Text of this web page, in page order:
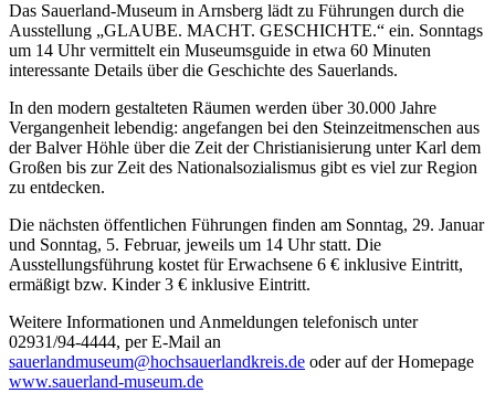
Das Sauerland-Museum in Arnsberg lädt zu Führungen durch die
Ausstellung „GLAUBE. MACHT. GESCHICHTE.“ ein. Sonntags
um 14 Uhr vermittelt ein Museumsguide in etwa 60 Minuten
interessante Details über die Geschichte des Sauerlands.
In den modern gestalteten Räumen werden über 30.000 Jahre
Vergangenheit lebendig: angefangen bei den Steinzeitmenschen aus
der Balver Höhle über die Zeit der Christianisierung unter Karl dem
Großen bis zur Zeit des Nationalsozialismus gibt es viel zur Region
zu entdecken.
Die nächsten öffentlichen Führungen finden am Sonntag, 29. Januar
und Sonntag, 5. Februar, jeweils um 14 Uhr statt. Die
Ausstellungsführung kostet für Erwachsene 6 € inklusive Eintritt,
ermäßigt bzw. Kinder 3 € inklusive Eintritt.
Weitere Informationen und Anmeldungen telefonisch unter
02931/94-4444, per E-Mail an
sauerlandmuseum@hochsauerlandkreis.de oder auf der Homepage
www.sauerland-museum.de